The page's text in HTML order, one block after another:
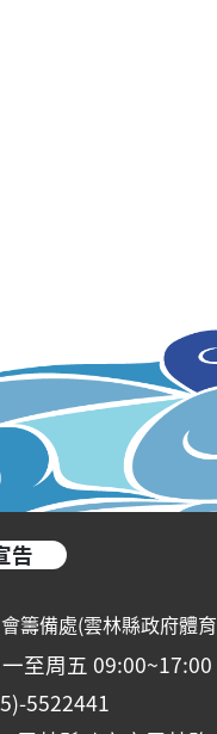
告
籌備處(雲林縣政府體
至周五
5522441